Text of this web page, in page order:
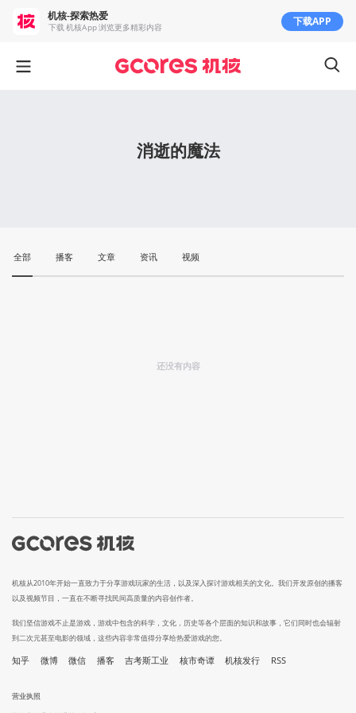
消逝的魔法
全部 播客 文章 资讯 视频
还没有内容
机核从2010年开始一直致力于分享游戏玩家的生活，以及深入探讨游戏相关的文化。我们开发原创的播客
以及视频节目，一直在不断寻找民间高质量的内容创作者。
我们坚信游戏不止是游戏，游戏中包含的科学，文化，历史等各个层面的知识和故事，它们同时也会辐射
到二次元甚至电影的领域，这些内容非常值得分享给热爱游戏的您。
知乎 微博 微信 播客 吉考斯工业 核市奇谭 机核发行 RSS
营业执照
机核-探索热爱
下载 机核App 浏览更多精彩内容 下载APP